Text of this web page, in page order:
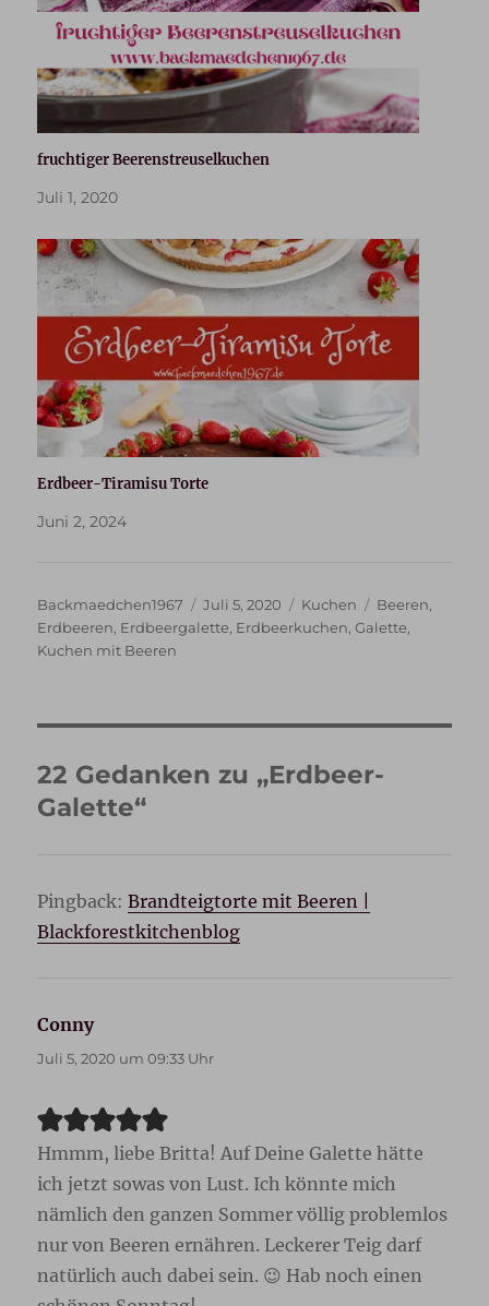
fruchtiger Beerenstreuselkuchen
Juli 1, 2020
Erdbeer-Tiramisu Torte
Juni 2, 2024
Autor
Backmaedchen1967
Veröffentlicht
am
Juli 5, 2020 Kategorien
Kuchen Schlagwörter
Beeren,
Erdbeeren, Erdbeergalette, Erdbeerkuchen,Galette,
Kuchen mit Beeren
22 Gedanken zu „Erdbeer-
Galette“
Pingback:Brandteigtorte mit Beeren |
Blackforestkitchenblog
Connysagt:
Juli 5, 2020 um 09:33 Uhr
Hmmm, liebe Britta! Auf Deine Galette hätte
ich jetzt sowas von Lust. Ich könnte mich
nämlich den ganzen Sommer völlig problemlos
nur von Beeren ernähren. Leckerer Teig darf
natürlich auch dabei sein. 😉 Hab noch einen